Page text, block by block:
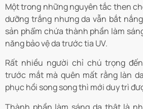
Một trong những nguyên tắc then
dưỡng trắng nhưng da vẫn bắt
sản phẩm chứa thành phần làm
năng bảo vệ da trước tia UV.
Rất nhiều người chỉ chú trọng
trước mắt mà quên mất rằng làn
phục hồi song song thì mới duy trì